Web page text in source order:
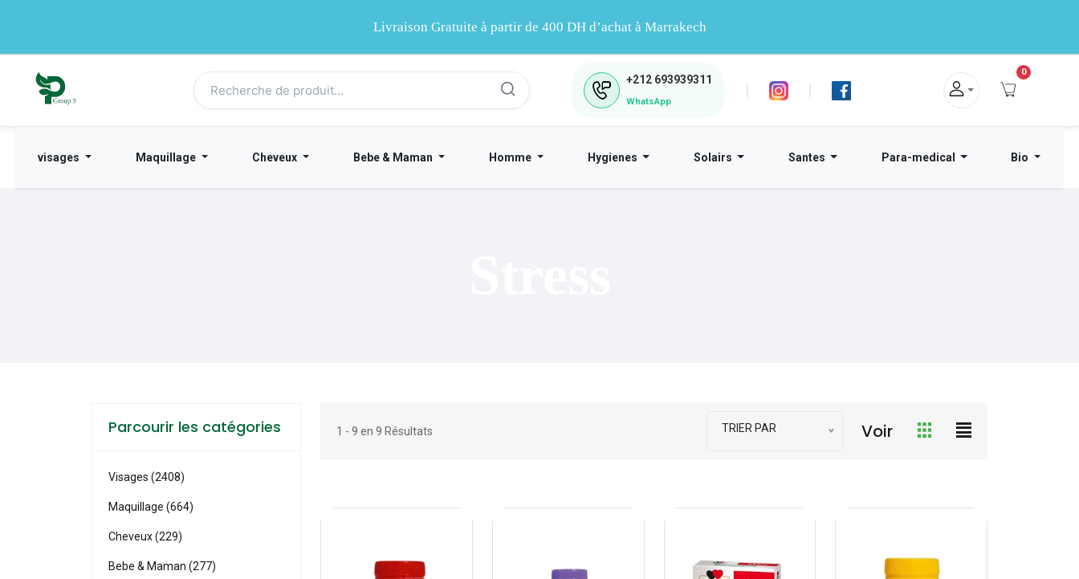
Livraison Gratuite à partir de 400 DH d’achat à Marrakech
+212 693939311
WhatsApp
| |
0
visages Maquillage Cheveux Bebe & Maman Homme Hygienes Solairs Santes Para-medical Bio
1 - 9 en 9 Résultats TRIER PAR Voir
Parcourir les catégories
Visages (2408)
Maquillage (664)
Cheveux (229)
Bebe & Maman (277)